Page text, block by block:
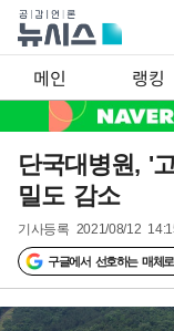
메인 랭킹
단국대병원, '
밀도 감소
기사등록 2021/08/12
구글에서 선호하는 매체